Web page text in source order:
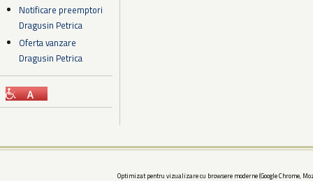
Notificare preemptori
Dragusin Petrica
Oferta vanzare
Dragusin Petrica
Optimizat pentru vizualizare cu browsere moderne (Google Chrome,